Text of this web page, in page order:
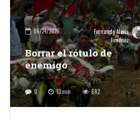
06/24/2026
Fernando Alexis
Jiménez
Borrar el rótulo de
enemigo
0 13min 682